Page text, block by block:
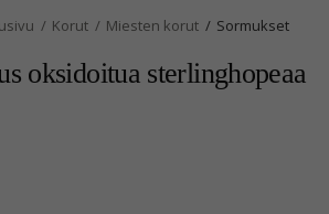
Korut Miesten korut Sormukset
oksidoitua sterlinghopeaa